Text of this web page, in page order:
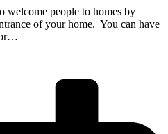
welcome people to homes by
of your home. You can have